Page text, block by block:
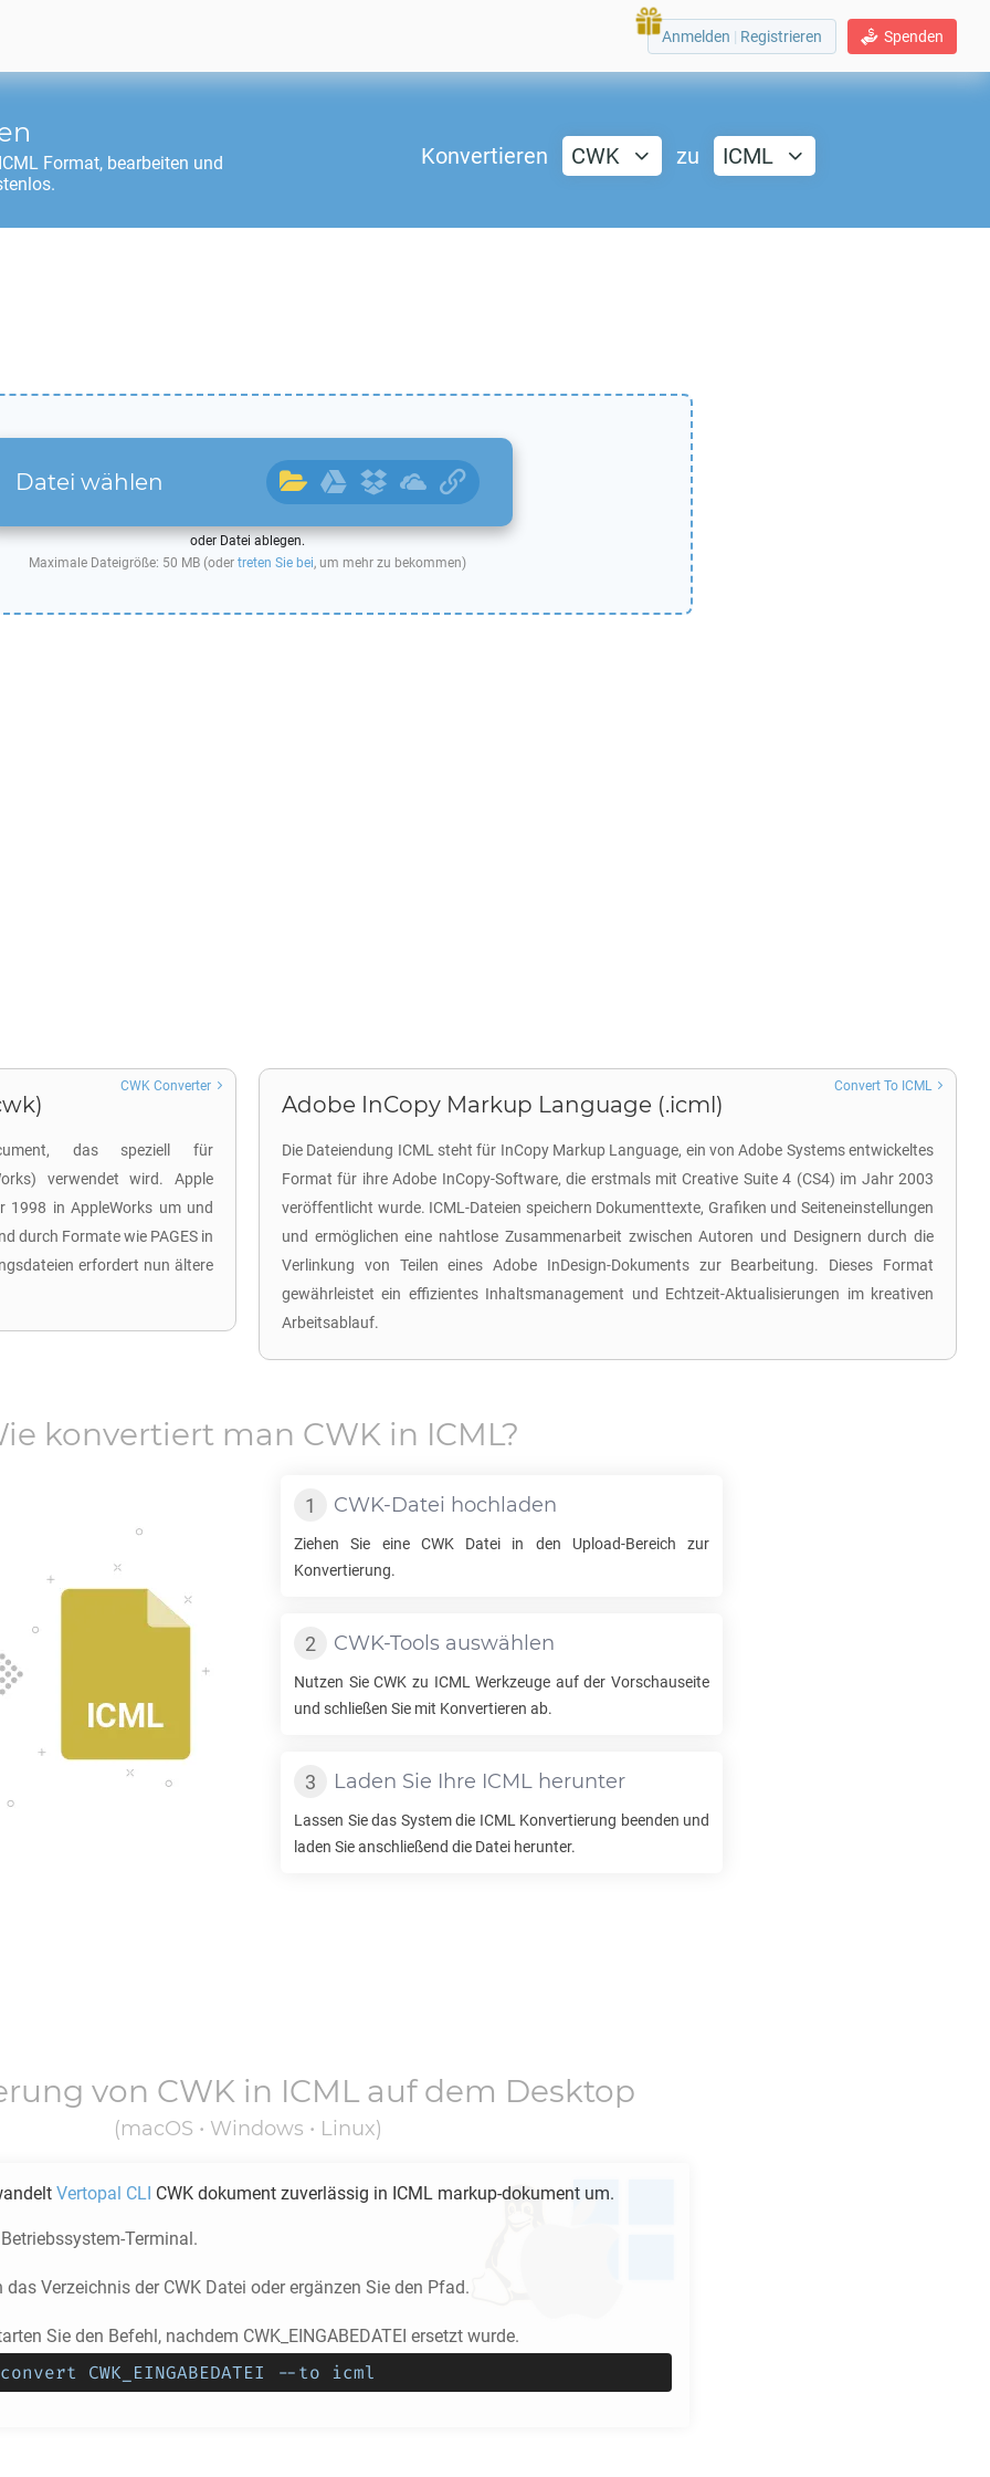
Spenden
Anmelden | Registrieren
ICML Format, bearbeiten und
Konvertieren CWK zu ICML
Datei wählen
oder Datei ablegen.
Maximale Dateigröße: 50 MB (oder treten Sie bei, um mehr zu bekommen)
das speziell für
verwendet wird. Apple
1998 in AppleWorks um und
durch Formate wie PAGES in
erfordert nun ältere
CWK Converter
Adobe InCopy Markup Language (.icml)
Die Dateiendung ICML steht für InCopy Markup Language, ein von Adobe Systems entwickeltes
Format für ihre Adobe InCopy-Software, die erstmals mit Creative Suite 4 (CS4) im Jahr 2003
veröffentlicht wurde. ICML-Dateien speichern Dokumenttexte, Grafiken und Seiteneinstellungen
und ermöglichen eine nahtlose Zusammenarbeit zwischen Autoren und Designern durch die
Verlinkung von Teilen eines Adobe InDesign-Dokuments zur Bearbeitung. Dieses Format
gewährleistet ein effizientes Inhaltsmanagement und Echtzeit-Aktualisierungen im kreativen
Arbeitsablauf.
Convert To ICML
konvertiert man CWK in ICML?
CWK-Datei hochladen
Ziehen Sie eine CWKDatei in den Upload-Bereich zur
Konvertierung.
CWK-Tools auswählen
Nutzen SieCWK zu ICML Werkzeuge auf der Vorschauseite
und schließen Sie mit Konvertieren ab.
Laden Sie Ihre ICML herunter
Lassen Sie das System die ICML Konvertierung beenden und
laden Sie anschließend die Datei herunter.
von CWK in ICML auf dem Desktop
(macOS • Windows • Linux)
Vertopal CLI CWK dokument zuverlässig in ICML markup-dokument um.
Terminal.
das Verzeichnis der CWK Datei oder ergänzen Sie den Pfad.
Sie den Befehl, nachdem CWK_EINGABEDATEI ersetzt wurde.
CWK_EINGABEDATEI --to icml